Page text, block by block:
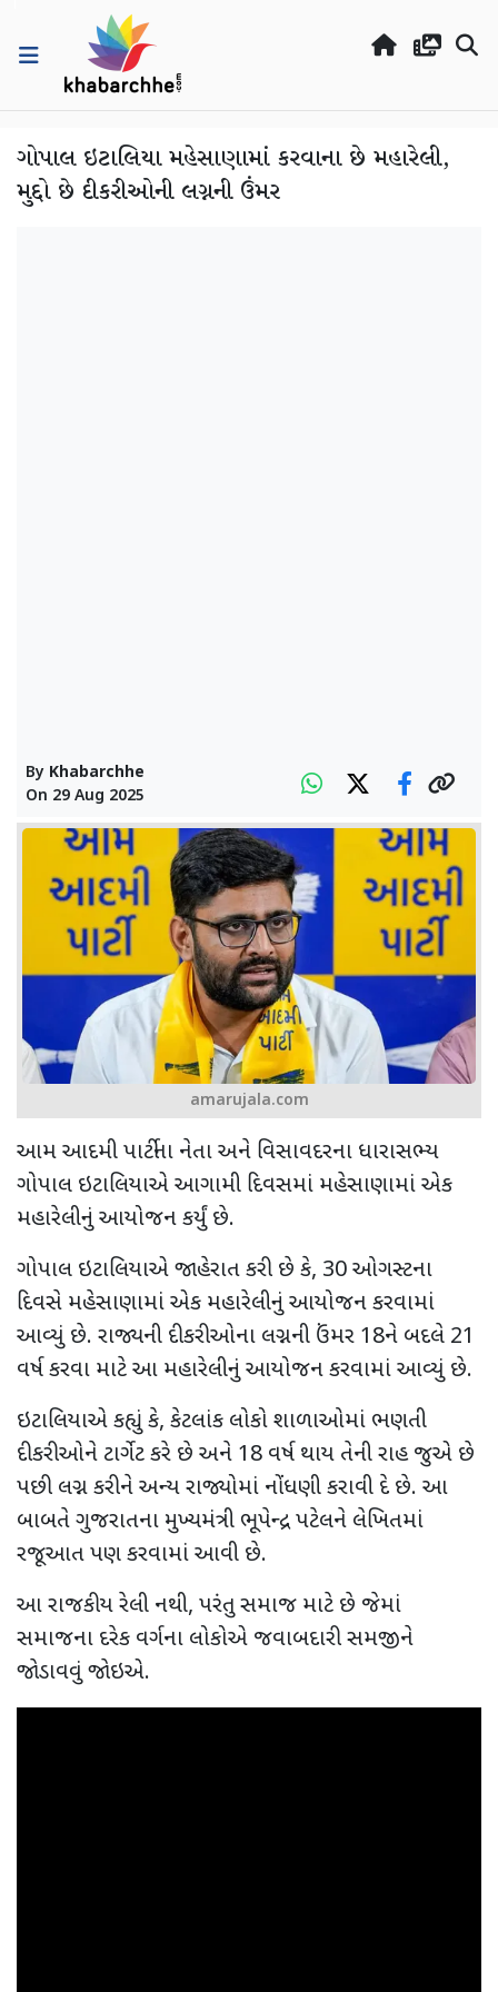
ગોપાલ ઇટાલિયા મહેસાણામાં કરવાના છે મહારેલી,
મુદ્દો છે દીકરીઓની લગ્નની ઉંમર
By Khabarchhe
On 29 Aug 2025
amarujala.com
આમ આદમી પાર્ટીના નેતા અને વિસાવદરના ધારાસભ્ય
ગોપાલ ઇટાલિયાએ આગામી દિવસમાં મહેસાણામાં એક
મહારેલીનું આયોજન કર્યું છે.
ગોપાલ ઇટાલિયાએ જાહેરાત કરી છે કે, 30 ઓગસ્ટના
દિવસે મહેસાણામાં એક મહારેલીનું આયોજન કરવામાં
આવ્યું છે. રાજ્યની દીકરીઓના લગ્નની ઉંમર 18ને બદલે 21
વર્ષ કરવા માટે આ મહારેલીનું આયોજન કરવામાં આવ્યું છે.
ઇટાલિયાએ કહ્યું કે, કેટલાંક લોકો શાળાઓમાં ભણતી
દીકરીઓને ટાર્ગેટ કરે છે અને 18 વર્ષ થાય તેની રાહ જુએ છે
પછી લગ્ન કરીને અન્ય રાજ્યોમાં નોંધણી કરાવી દે છે. આ
બાબતે ગુજરાતના મુખ્યમંત્રી ભૂપેન્દ્ર પટેલને લેખિતમાં
રજૂઆત પણ કરવામાં આવી છે.
આ રાજકીય રેલી નથી, પરંતુ સમાજ માટે છે જેમાં
સમાજના દરેક વર્ગના લોકોએ જવાબદારી સમજીને
જોડાવવું જોઇએ.